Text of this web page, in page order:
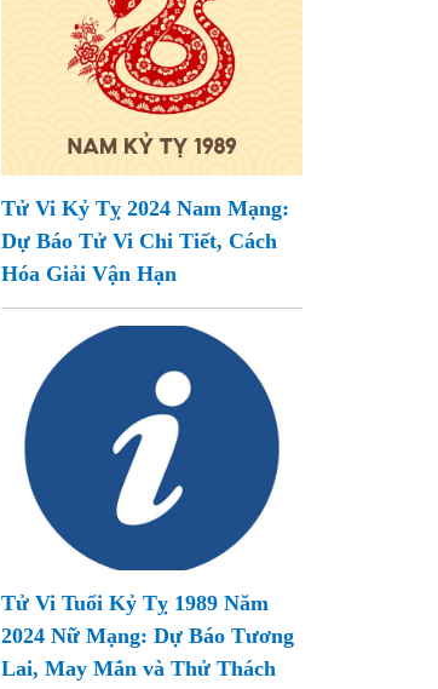
Tử Vi Kỷ Tỵ 2024 Nam Mạng:
Dự Báo Tử Vi Chi Tiết, Cách
Hóa Giải Vận Hạn
Tử Vi Tuổi Kỷ Tỵ 1989 Năm
2024 Nữ Mạng: Dự Báo Tương
Lai, May Mắn và Thử Thách